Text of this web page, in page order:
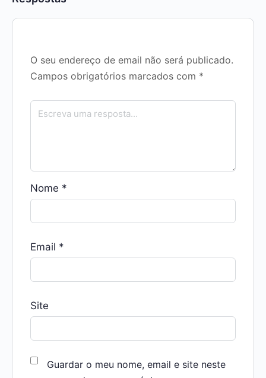
O seu endereço de email não será publicado.
Campos obrigatórios marcados com *
Nome *
Email *
Site
Guardar o meu nome, email e site neste